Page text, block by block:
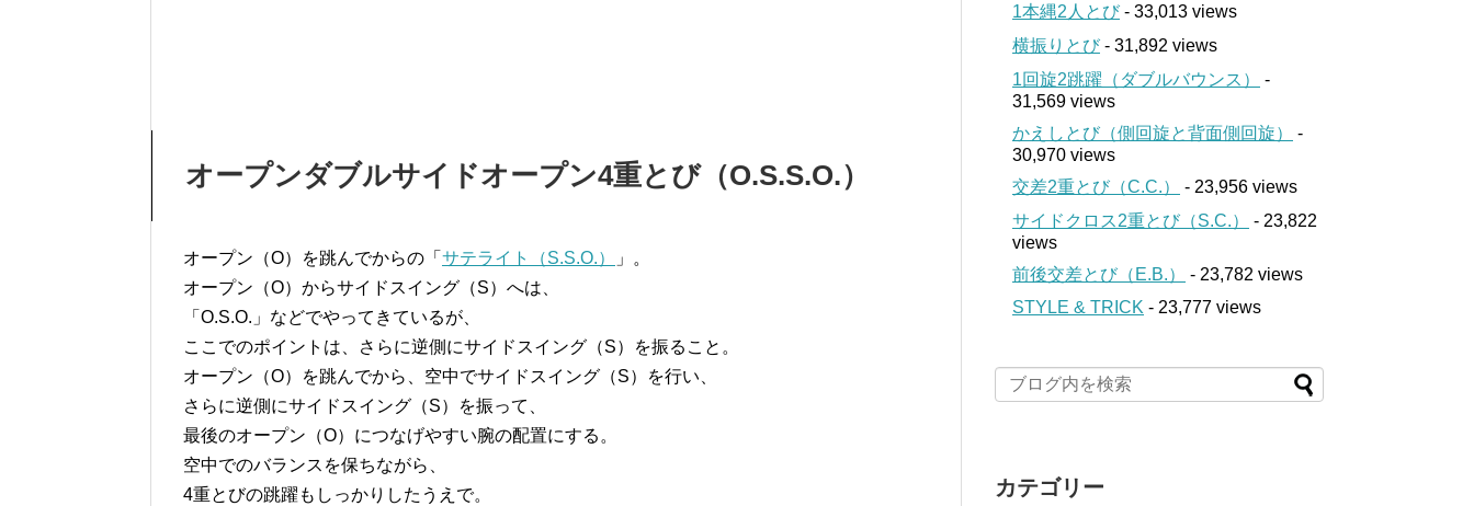
オープンダブルサイドオープン4重とび（O.S.S.O.）
オープン（O）を跳んでからの「 サテライト（S.S.O.）
」。
オープン（O）からサイドスイング（S）へは、
「O.S.O.」などでやってきているが、
ここでのポイントは、さらに逆側にサイドスイング（S）を振ること。
オープン（O）を跳んでから、空中でサイドスイング（S）を行い、
さらに逆側にサイドスイング（S）を振って、
最後のオープン（O）につなげやすい腕の配置にする。
空中でのバランスを保ちながら、
4重とびの跳躍もしっかりしたうえで。
1本縄2人とび- 33,013 views
横振りとび- 31,892 views
1回旋2跳躍（ダブルバウンス）
-
31,569 views
かえしとび（側回旋と背面側回旋）
-
30,970 views
交差2重とび（C.C.）
- 23,956 views
サイドクロス2重とび（S.C.）
- 23,822
views
前後交差とび（E.B.）
- 23,782 views
STYLE & TRICK - 23,777 views
カテゴリー